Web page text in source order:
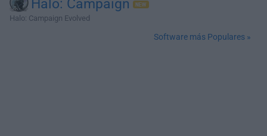
Halo: Campaign
Halo: Campaign Evolved
Software más Populares »